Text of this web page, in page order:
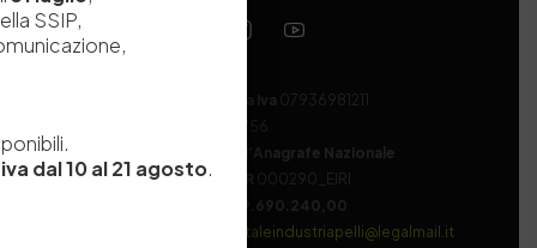
Codice fiscale e Partita Iva 07936981211
Codice di iscrizione all’Anagrafe Nazionale
delle Ricerche del MIUR
000290_EIRI
9.690.240,00
stazionesperimentaleindustriapelli@legalmail.it
SSIP,
dal 10 al 21 agosto.